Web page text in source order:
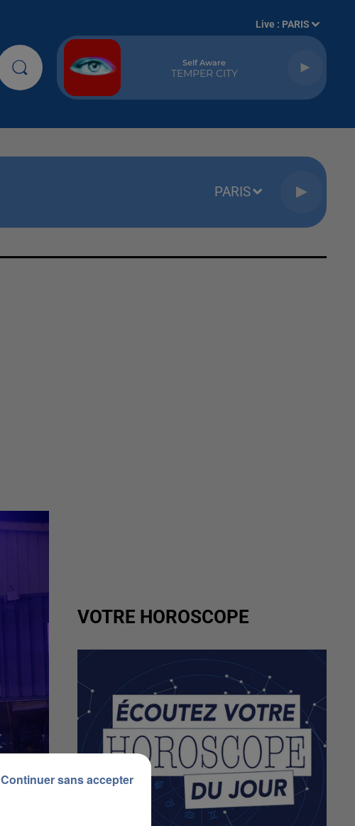
Live : PARIS
Self Aware
TEMPER CITY
PARIS
VOTRE HOROSCOPE
Continuer sans accepter